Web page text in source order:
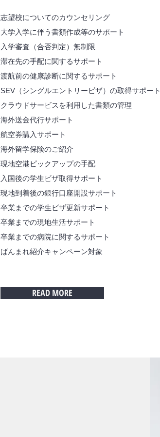
志望校についてのカウンセリング
大学入学に伴う書類作成等のサポート
​入学審査（合否判定）無制限
滞在先の手配に関するサポート
渡航前の健康診断に関するサポート​
SEV（シングルエントリービザ）の取得サポート​
クラウドサービスを利用した書類の管理
海外送金代行サポート
航空券購入サポート
​海外留学保険のご紹介
現地空港ピックアップの手配
入国後の学生ビザ取得サポート
現地到着後の銀行口座開設サポート
卒業までの学生ビザ更新サポート​
卒業までの現地生活サポート
卒業までの病院に関するサポート
ばんまれ紹介キャンペーン対象
READ MORE